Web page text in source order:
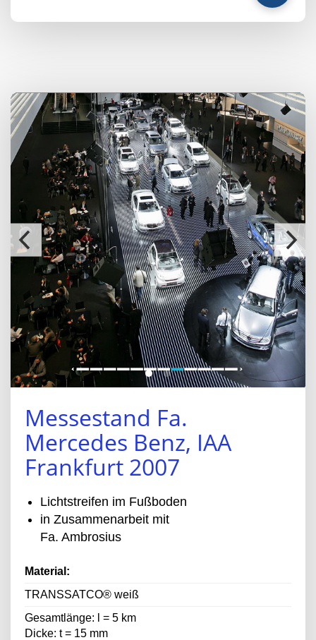
Messestand Fa.
Mercedes Benz, IAA
Frankfurt 2007
Lichtstreifen im Fußboden
in Zusammenarbeit mit
Fa. Ambrosius
Material:
TRANSSATCO® weiß
Gesamtlänge: l = 5 km
Dicke: t = 15 mm